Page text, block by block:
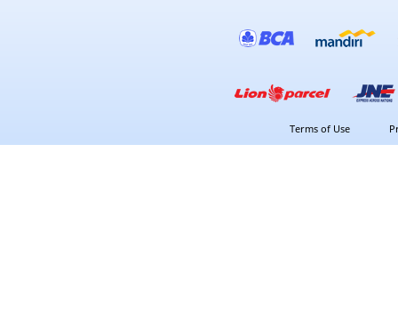
Terms of Use